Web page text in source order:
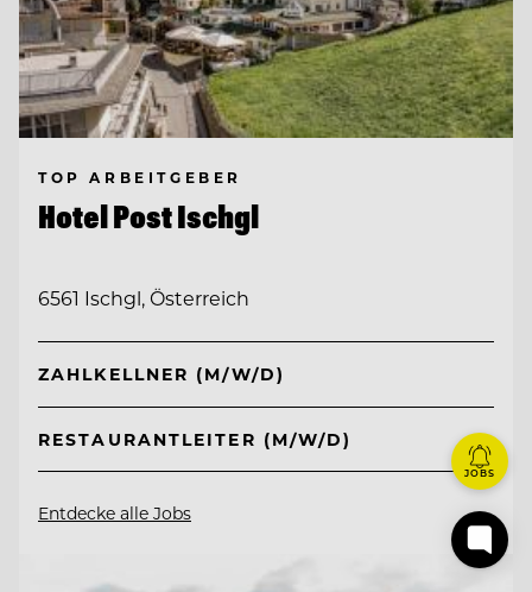
TOP ARBEITGEBER
Hotel Post Ischgl
6561 Ischgl, Österreich
ZAHLKELLNER (M/W/D)
RESTAURANTLEITER (M/W/D)
Entdecke alle Jobs
JOBS